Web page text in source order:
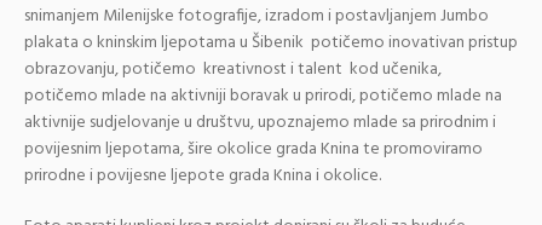
snimanjem Milenijske fotografije, izradom i postavljanjem Jumbo
plakata o kninskim ljepotama u Šibenik potičemo inovativan pristup
obrazovanju, potičemo kreativnost i talent kod učenika,
potičemo mlade na aktivniji boravak u prirodi, potičemo mlade na
aktivnije sudjelovanje u društvu, upoznajemo mlade sa prirodnim i
povijesnim ljepotama, šire okolice grada Knina te promoviramo
prirodne i povijesne ljepote grada Knina i okolice.